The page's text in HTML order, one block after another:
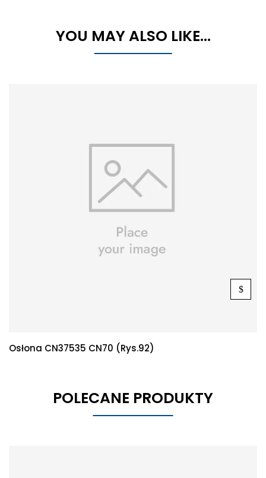
YOU MAY ALSO LIKE…
Osłona CN37535 CN70 (rys.92)
POLECANE PRODUKTY